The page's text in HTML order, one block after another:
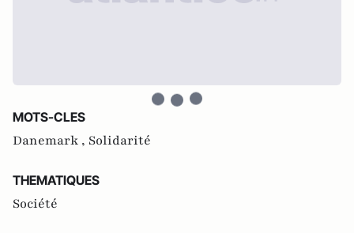
MOTS-CLES
Danemark , Solidarité
THEMATIQUES
Société